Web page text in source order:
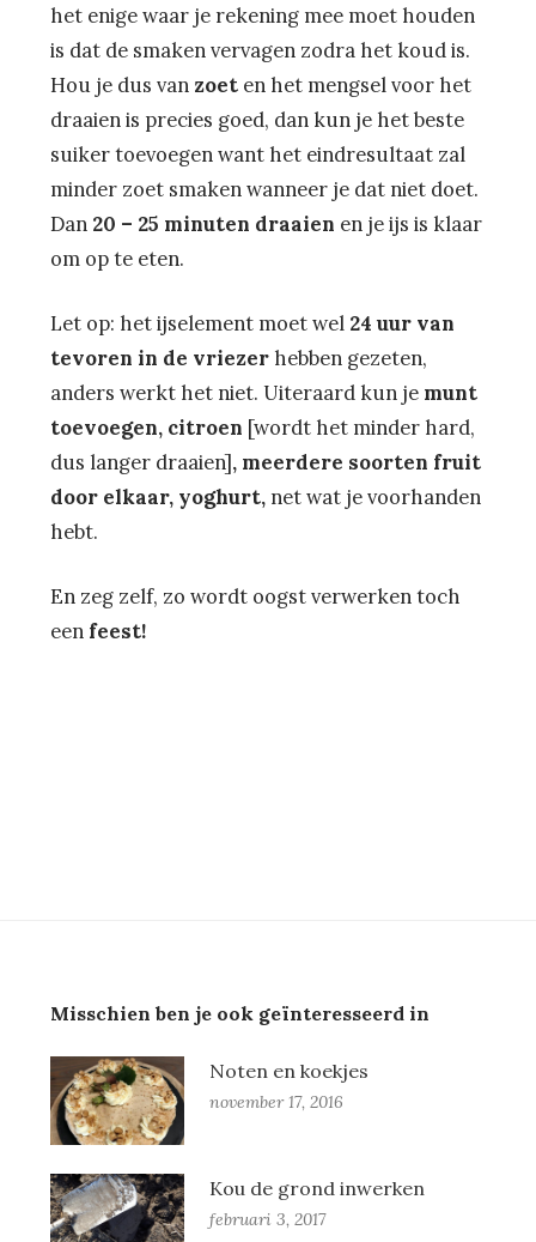
het enige waar je rekening mee moet houden
is dat de smaken vervagen zodra het koud is.
Hou je dus van zoet en het mengsel voor het
draaien is precies goed, dan kun je het beste
suiker toevoegen want het eindresultaat zal
minder zoet smaken wanneer je dat niet doet.
Dan 20 – 25 minuten draaien en je ijs is klaar
om op te eten.
Let op: het ijselement moet wel 24 uur van
tevoren in de vriezer hebben gezeten,
anders werkt het niet. Uiteraard kun je munt
toevoegen, citroen [wordt het minder hard,
dus langer draaien], meerdere soorten fruit
door elkaar, yoghurt, net wat je voorhanden
hebt.
En zeg zelf, zo wordt oogst verwerken toch
een feest!
Misschien ben je ook geïnteresseerd in
Noten en koekjes
november 17, 2016
Kou de grond inwerken
februari 3, 2017